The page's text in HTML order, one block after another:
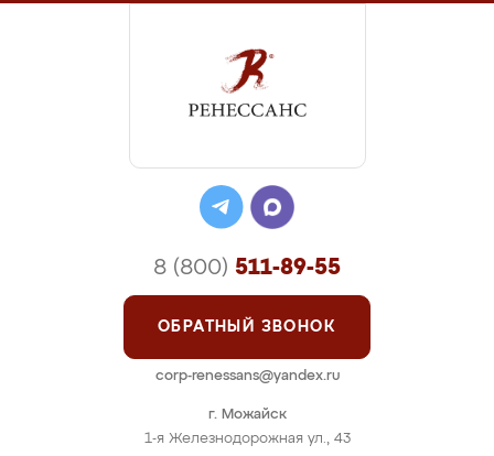
г. Можайск
1-я Железнодорожная ул., 43
8 (800) 511-89-55
ОБРАТНЫЙ ЗВОНОК
corp-renessans@yandex.ru